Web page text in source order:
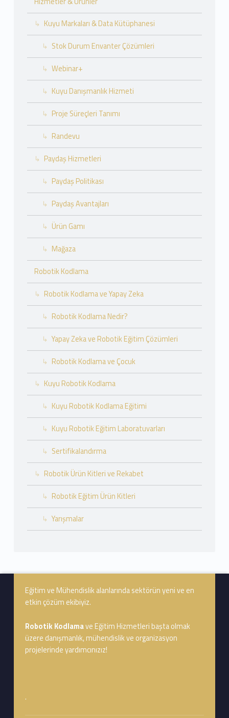
Kuyu Markaları & Data Kütüphanesi
Stok Durum Envanter Çözümleri
Webinar+
Kuyu Danışmanlık Hizmeti
Proje Süreçleri Tanımı
Randevu
Paydaş Hizmetleri
Paydaş Politikası
Paydaş Avantajları
Ürün Gamı
Mağaza
Robotik Kodlama
Robotik Kodlama ve Yapay Zeka
Robotik Kodlama Nedir?
Yapay Zeka ve Robotik Eğitim Çözümleri
Robotik Kodlama ve Çocuk
Kuyu Robotik Kodlama
Kuyu Robotik Kodlama Eğitimi
Kuyu Robotik Eğitim Laboratuvarları
Sertifikalandırma
Robotik Ürün Kitleri ve Rekabet
Robotik Eğitim Ürün Kitleri
Yarışmalar
Footer info sidebar
Eğitim ve Mühendislik alanlarında sektörün yeni ve en
etkin çözüm ekibiyiz.
Robotik Kodlamave Eğitim Hizmetleri başta olmak
üzere danışmanlık, mühendislik ve organizasyon
projelerinde yardımcınızız!
.